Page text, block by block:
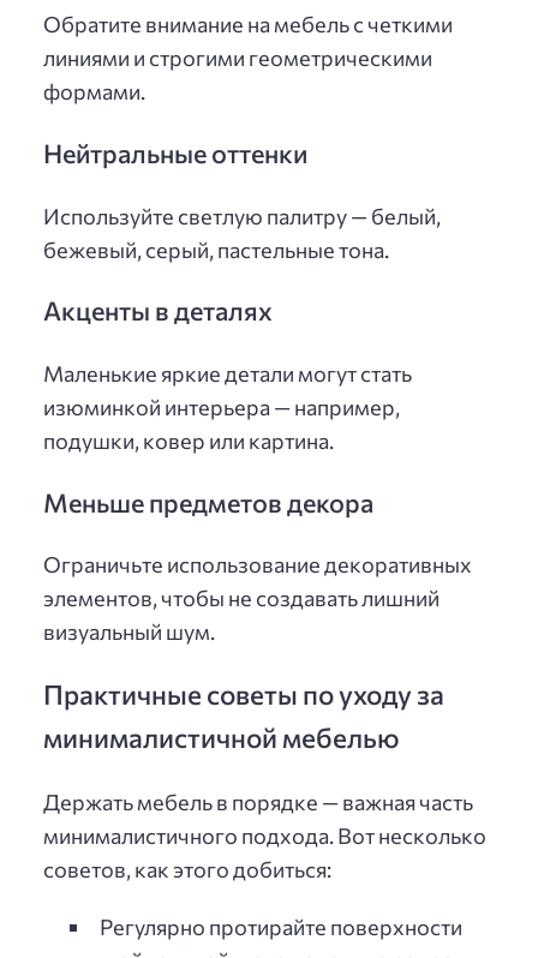
Обратите внимание на мебель с четкими
линиями и строгими геометрическими
формами.
Нейтральные оттенки
Используйте светлую палитру — белый,
бежевый, серый, пастельные тона.
Акценты в деталях
Маленькие яркие детали могут стать
изюминкой интерьера — например,
подушки, ковер или картина.
Меньше предметов декора
Ограничьте использование декоративных
элементов, чтобы не создавать лишний
визуальный шум.
Практичные советы по уходу за
минималистичной мебелью
Держать мебель в порядке — важная часть
минималистичного подхода. Вот несколько
советов, как этого добиться:
Регулярно протирайте поверхности